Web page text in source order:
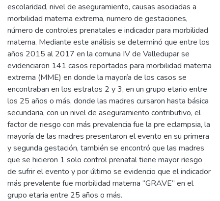
escolaridad, nivel de aseguramiento, causas asociadas a
morbilidad materna extrema, numero de gestaciones,
número de controles prenatales e indicador para morbilidad
materna. Mediante este análisis se determinó que entre los
años 2015 al 2017 en la comuna IV de Valledupar se
evidenciaron 141 casos reportados para morbilidad materna
extrema (MME) en donde la mayoría de los casos se
encontraban en los estratos 2 y 3, en un grupo etario entre
los 25 años o más, donde las madres cursaron hasta básica
secundaria, con un nivel de aseguramiento contributivo, el
factor de riesgo con más prevalencia fue la pre eclampsia, la
mayoría de las madres presentaron el evento en su primera
y segunda gestación, también se encontró que las madres
que se hicieron 1 solo control prenatal tiene mayor riesgo
de sufrir el evento y por último se evidencio que el indicador
más prevalente fue morbilidad materna “GRAVE” en el
grupo etaria entre 25 años o más.